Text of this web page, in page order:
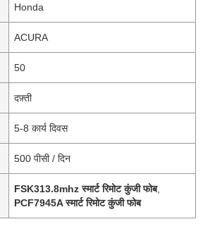
Honda
ACURA
50
दफ़्ती
5-8 कार्य दिवस
500 पीसी / दिन
FSK313.8mhz स्मार्ट रिमोट कुंजी फोब,
PCF7945A स्मार्ट रिमोट कुंजी फोब